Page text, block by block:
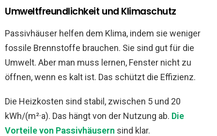
Umweltfreundlichkeit und Klimaschutz
Passivhäuser helfen dem Klima, indem sie weniger
fossile Brennstoffe brauchen. Sie sind gut für die
Umwelt. Aber man muss lernen, Fenster nicht zu
öffnen, wenn es kalt ist. Das schützt die Effizienz.
Die Heizkosten sind stabil, zwischen 5 und 20
kWh/(m²·a). Das hängt von der Nutzung ab. Die
Vorteile von Passivhäusern sind klar.